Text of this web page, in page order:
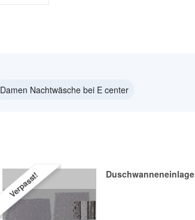
Damen Nachtwäsche bei E center
Verpasst! Duschwanneneinlage